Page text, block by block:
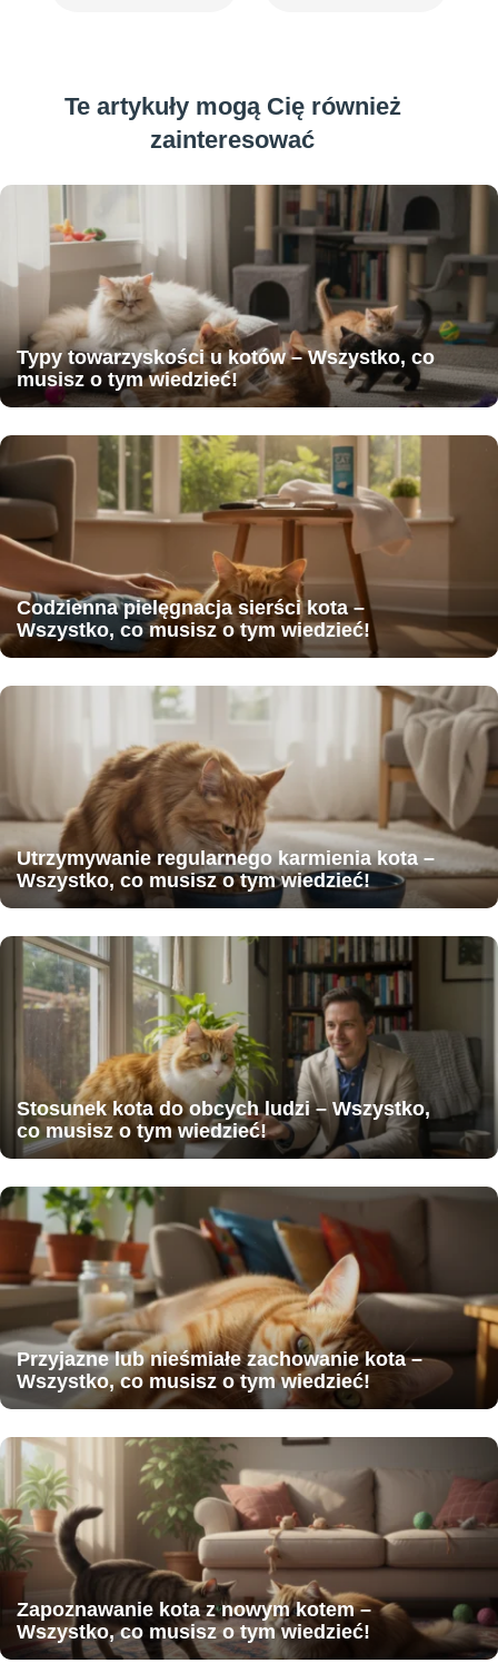
Te artykuły mogą Cię również
zainteresować
Typy towarzyskości u kotów – Wszystko, co
musisz o tym wiedzieć!
Codzienna pielęgnacja sierści kota –
Wszystko, co musisz o tym wiedzieć!
Utrzymywanie regularnego karmienia kota –
Wszystko, co musisz o tym wiedzieć!
Stosunek kota do obcych ludzi – Wszystko,
co musisz o tym wiedzieć!
Przyjazne lub nieśmiałe zachowanie kota –
Wszystko, co musisz o tym wiedzieć!
Zapoznawanie kota z nowym kotem –
Wszystko, co musisz o tym wiedzieć!